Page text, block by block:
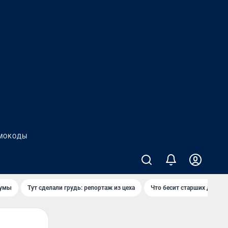
Тут сделали грудь: репортаж из цеха Что бесит старших детей